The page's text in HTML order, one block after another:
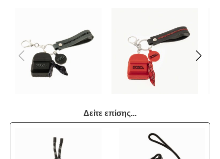
Δείτε επίσης...